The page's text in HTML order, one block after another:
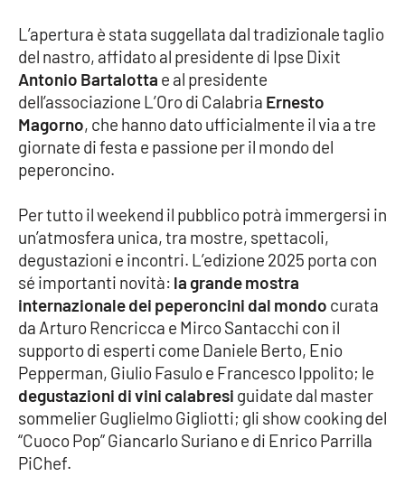
Economia e Lavoro
Politica
Sanità
Società
Sport
RUBRICHE
Good Morning Vietnam
Parchi Marini Calabria
Leggendo Alvaro insieme
Imprese Di Calabria
L’apertura è stata suggellata dal tradizionale taglio
del nastro, affidato al presidente di Ipse Dixit
Antonio Bartalotta e al presidente
dell’associazione L’Oro di Calabria Ernesto
Magorno, che hanno dato ufficialmente il via a tre
giornate di festa e passione per il mondo del
peperoncino.
Per tutto il weekend il pubblico potrà immergersi in
un’atmosfera unica, tra mostre, spettacoli,
degustazioni e incontri. L’edizione 2025 porta con
sé importanti novità: la grande mostra
internazionale dei peperoncini dal mondo curata
da Arturo Rencricca e Mirco Santacchi con il
supporto di esperti come Daniele Berto, Enio
Pepperman, Giulio Fasulo e Francesco Ippolito; le
degustazioni di vini calabresi guidate dal master
sommelier Guglielmo Gigliotti; gli show cooking del
“Cuoco Pop” Giancarlo Suriano e di Enrico Parrilla
PiChef.